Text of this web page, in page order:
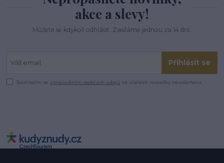
akce a slevy!
Můžete se kdykoli odhlásit. Zasíláme jednou za 14 dní.
Přihlásit se
Souhlasím se zpracováním osobních údajů za účelem rozesílky newsletteru.